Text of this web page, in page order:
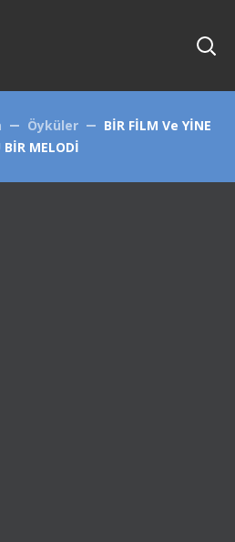
Öyküler
BİR FİLM Ve YİNE
BİR MELODİ